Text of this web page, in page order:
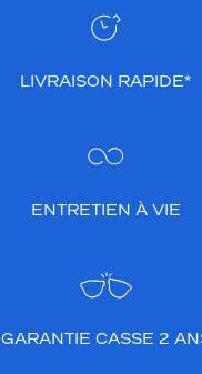
LIVRAISON RAPIDE*
ENTRETIEN À VIE
GARANTIE CASSE 2